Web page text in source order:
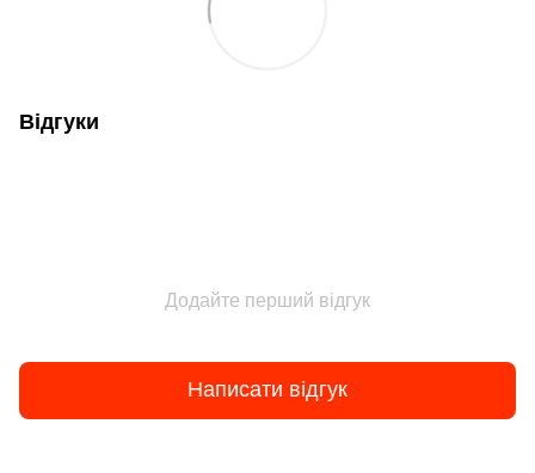
Відгуки
Додайте перший відгук
Написати відгук